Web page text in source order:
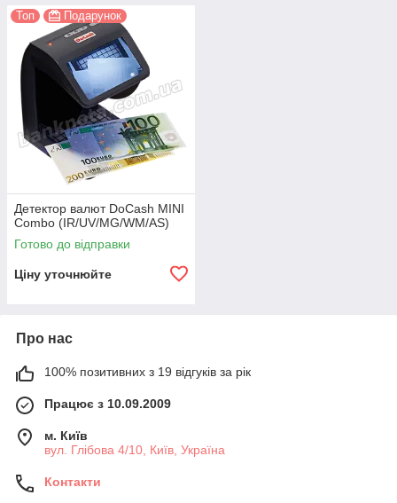
Топ Подарунок
Детектор валют DoCash MINI
Combo (IR/UV/MG/WM/AS)
Готово до відправки
Ціну уточнюйте
Про нас
100% позитивних з 19 відгуків за рік
Працює з 10.09.2009
м. Київ
вул. Глібова 4/10, Київ, Україна
Контакти